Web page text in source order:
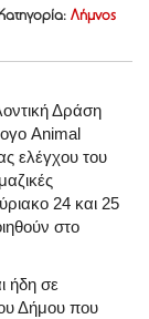
Κατηγορία: Λήμνος
Δράση
Animal
ελέγχου του
24 και 25
στο
ήδη σε
Δήμου που